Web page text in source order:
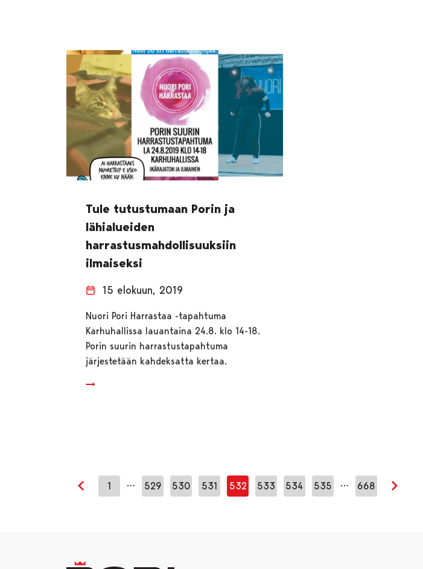
Tule tutustumaan Porin ja
lähialueiden
harrastusmahdollisuuksiin
ilmaiseksi
15 elokuun, 2019
Nuori Pori Harrastaa -tapahtuma
Karhuhallissa lauantaina 24.8. klo 14-18.
Porin suurin harrastustapahtuma
järjestetään kahdeksatta kertaa.
Edellinen sivu
1 … 529 530 531 532 533 534 535 … 668